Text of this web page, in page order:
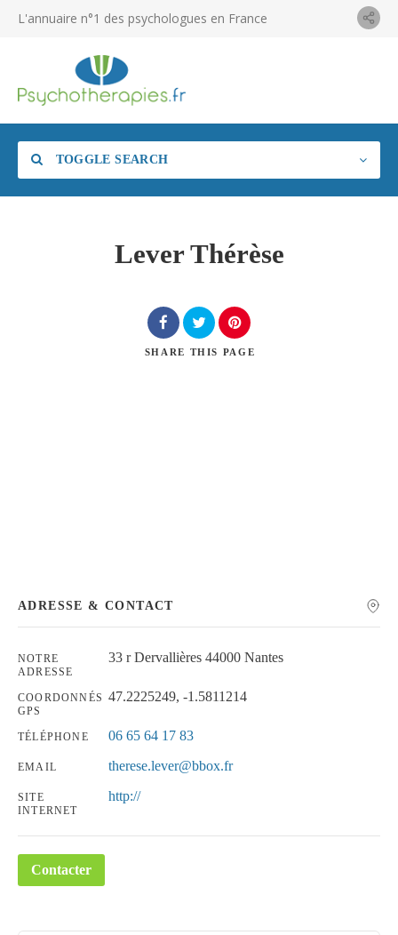
L'annuaire n°1 des psychologues en France
TOGGLE SEARCH
Lever Thérèse
SHARE THIS PAGE
ADRESSE & CONTACT
NOTRE
ADRESSE
33 r Dervallières 44000 Nantes
COORDONNÉS
GPS
47.2225249, -1.5811214
TÉLÉPHONE 06 65 64 17 83
EMAIL therese.lever@bbox.fr
SITE
INTERNET
http://
Contacter